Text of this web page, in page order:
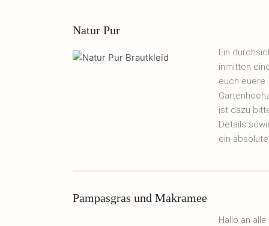
Natur Pur
Ein
inmitten
euch euere
ist dazu
Details
ein
Pampasgras und Makramee
Hallo an